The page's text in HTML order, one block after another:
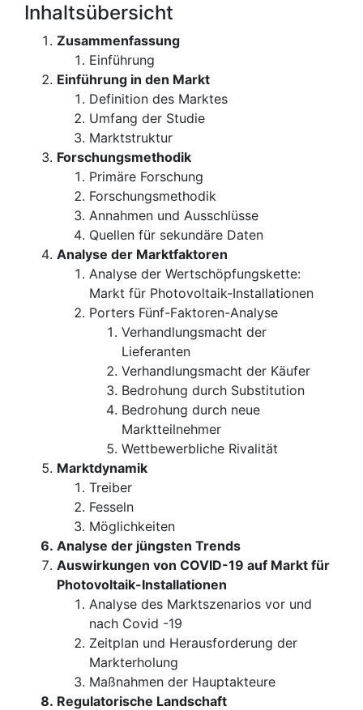
Inhaltsübersicht
Zusammenfassung
Einführung
Einführung in den Markt
Definition des Marktes
Umfang der Studie
Marktstruktur
Forschungsmethodik
Primäre Forschung
Forschungsmethodik
Annahmen und Ausschlüsse
Quellen für sekundäre Daten
Analyse der Marktfaktoren
Analyse der Wertschöpfungskette:
Markt für Photovoltaik-Installationen
Porters Fünf-Faktoren-Analyse
Verhandlungsmacht der
Lieferanten
Verhandlungsmacht der Käufer
Bedrohung durch Substitution
Bedrohung durch neue
Marktteilnehmer
Wettbewerbliche Rivalität
Marktdynamik
Treiber
Fesseln
Möglichkeiten
Analyse der jüngsten Trends
Auswirkungen von COVID-19 auf Markt für
Photovoltaik-Installationen
Analyse des Marktszenarios vor und
nach Covid -19
Zeitplan und Herausforderung der
Markterholung
Maßnahmen der Hauptakteure
Regulatorische Landschaft